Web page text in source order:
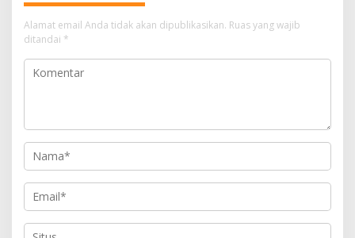
Alamat email Anda tidak akan dipublikasikan. Ruas yang wajib
ditandai *